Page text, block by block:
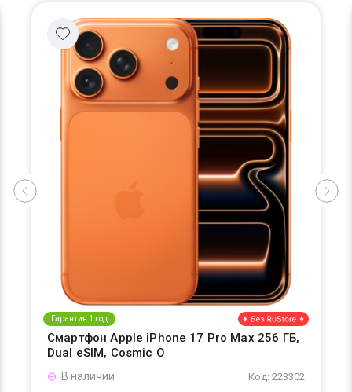
Гарантия 1 год
Смартфон Apple iPhone 17 Pro Max 256 ГБ,
Dual eSIM, Cosmic O
Код: 223302
В наличии